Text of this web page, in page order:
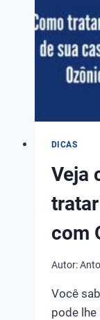
DICAS
Veja
com
Autor:
Você
pode lhe